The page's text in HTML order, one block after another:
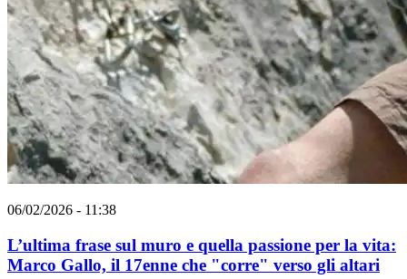
06/02/2026 - 11:38
L’ultima frase sul muro e quella passione per la vita:
Marco Gallo, il 17enne che "corre" verso gli altari